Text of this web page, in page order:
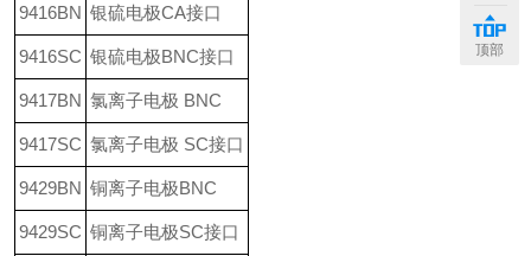
9416BN 银硫电极CA接口
9416SC 银硫电极BNC接口
9417BN 氯离子电极 BNC
9417SC 氯离子电极 SC接口
9429BN 铜离子电极BNC
9429SC 铜离子电极SC接口
顶部